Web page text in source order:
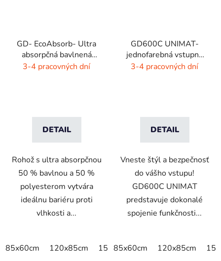
GD- EcoAbsorb- Ultra
absorpčná bavlnená
rohož -sivý melír
3-4 pracovných dní
DETAIL
Rohož s ultra absorpčnou
50 % bavlnou a 50 %
polyesterom vytvára
ideálnu bariéru proti
vlhkosti a...
85x60cm 120x85cm 150x85cm 175x115cm
GD600C UNIMAT-
jednofarebná vstupná
rohož- žiarivé farby
3-4 pracovných dní
DETAIL
Vneste štýl a bezpečnosť
do vášho vstupu!
GD600C UNIMAT
predstavuje dokonalé
spojenie funkčnosti...
85x60cm 120x85cm